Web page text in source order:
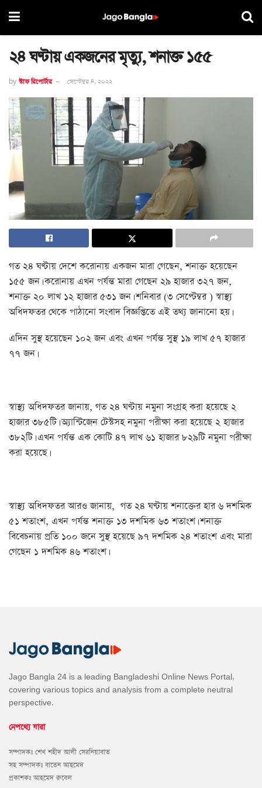
২৪ ঘণ্টায় একজনের মৃত্যু, শনাক্ত ১৫৫
by স্টাফ রিপোর্টার সেপ্টেম্বর ৪, ২০২২
গত ২৪ ঘণ্টায় দেশে করোনায় একজন মারা গেছেন, শনাক্ত হয়েছেন
১৫৫ জন। করোনায় এখন পর্যন্ত মারা গেছেন ২৯ হাজার ৩২৭ জন,
শনাক্ত ২০ লাখ ১২ হাজার ৫৩১ জন। শনিবার (৩ সেপ্টেম্বর ) স্বাস্থ্য
অধিদফতর থেকে পাঠানো সংবাদ বিজ্ঞপ্তিতে এই তথ্য জানানো হয়।
এদিন সুস্থ হয়েছেন ১০২ জন এবং এখন পর্যন্ত সুস্থ ১৯ লাখ ৫৭ হাজার
৭৭ জন।
স্বাস্থ্য অধিদফতর জানায়, গত ২৪ ঘণ্টায় নমুনা সংগ্রহ করা হয়েছে ২
হাজার ৩৮৫টি। অ্যান্টিজেন টেস্টসহ নমুনা পরীক্ষা করা হয়েছে ২ হাজার
৩৮২টি। এখন পর্যন্ত এক কোটি ৪৭ লাখ ৬১ হাজার ৮২৯টি নমুনা পরীক্ষা
করা হয়েছে।
স্বাস্থ্য অধিদফতর আরও জানায়, গত ২৪ ঘণ্টায় শনাক্তের হার ৬ দশমিক
৫১ শতাংশ, এখন পর্যন্ত শনাক্ত ১৩ দশমিক ৬৩ শতাংশ। শনাক্ত
বিবেচনায় প্রতি ১০০ জনে সুস্থ হয়েছে ৯৭ দশমিক ২৪ শতাংশ এবং মারা
গেছেন ১ দশমিক ৪৬ শতাংশ।
Jago Bangla 24 is a leading Bangladeshi Online News Portal,
covering various topics and analysis from a complete neutral
perspective.
নেপথ্যে যারা
সম্পাদকঃ শেখ শহীদ আলী সেরনিয়াবাত
সহ সম্পাদকঃ বাতেন আহমেদ
প্রকাশকঃ আহমেদ রুবেল